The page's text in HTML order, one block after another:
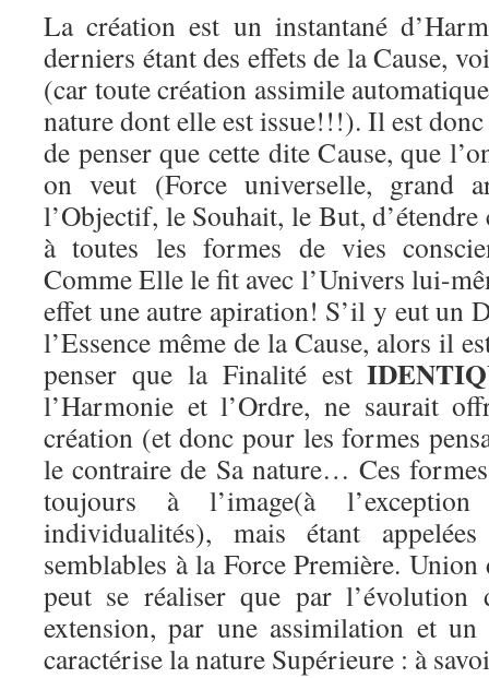
La création est un instantané
derniers étant des effets de la Cause,
(car toute création assimile
nature dont elle est issue!!!). Il est
de penser que cette dite Cause, que
on veut (Force universelle, grand
l’Objectif, le Souhait, le But, d’étendre
à toutes les formes de vies
Comme Elle le fit avec l’Univers lui-
effet une autre apiration! S’il y eut un
l’Essence même de la Cause, alors il
penser que la Finalité est
l’Harmonie et l’Ordre, ne saurait
création (et donc pour les formes
le contraire de Sa nature… Ces
toujours à l’image(à
individualités), mais étant
semblables à la Force Première.
peut se réaliser que par l’évolution
extension, par une assimilation et un
caractérise la nature Supérieure : à